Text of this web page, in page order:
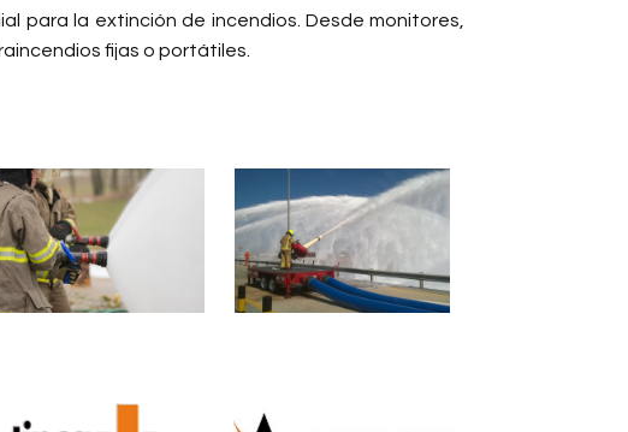
para la extinción de incendios. Desde monitores,
fijas o portátiles.